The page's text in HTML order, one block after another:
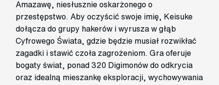
Amazawę, niesłusznie oskarżonego o
przestępstwo. Aby oczyścić swoje imię, Keisuke
dołącza do grupy hakerów i wyrusza w głąb
Cyfrowego Świata, gdzie będzie musiał rozwikłać
zagadki i stawić czoła zagrożeniom. Gra oferuje
bogaty świat, ponad 320 Digimonów do odkrycia
oraz idealną mieszankę eksploracji, wychowywania